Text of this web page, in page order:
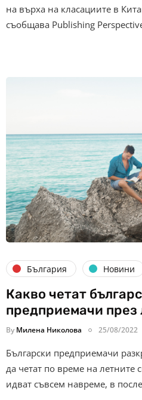
на върха на класациите в
съобщава Publishing
България Новини
Какво четат
предприемачи през
By Милена Николова 25/08/2022
Български предприемачи
да четат по време на летните
идват съвсем навреме, в